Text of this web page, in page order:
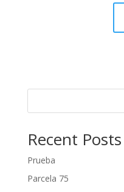
Recent Posts
Prueba
Parcela 75